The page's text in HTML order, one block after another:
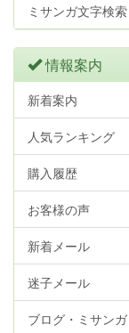
ミサンガ文字検索
情報案内
新着案内
人気ランキング
購入履歴
お客様の声
新着メール
迷子メール
ブログ・ミサンガ